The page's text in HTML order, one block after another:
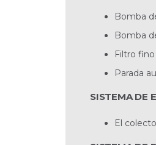
Bomba
Bomba
Filtro
Parada
SISTEMA DE
El